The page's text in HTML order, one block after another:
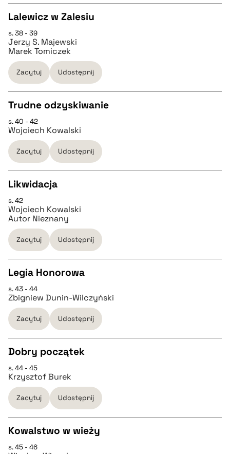
pobierz cytat
CZYSTY TEKST
pobierz cytat
pobierz cytat
Lalewicz w Zalesiu
s. 38 - 39
Jerzy S. Majewski
Marek Tomiczek
Zacytuj Udostępnij
CZYSTY TEKST
pobierz cytat
BIBTEX
pobierz cytat
Trudne odzyskiwanie
s. 40 - 42
Wojciech Kowalski
Zacytuj Udostępnij
CZYSTY TEKST
pobierz cytat
pobierz cytat
Likwidacja
s. 42
Wojciech Kowalski
Autor Nieznany
Zacytuj Udostępnij
CZYSTY TEKST
pobierz cytat
BIBTEX
pobierz cytat
Legia Honorowa
s. 43 - 44
Zbigniew Dunin-Wilczyński
Zacytuj Udostępnij
CZYSTY TEKST
pobierz cytat
BIBTEX
Dobry początek
s. 44 - 45
Krzysztof Burek
Zacytuj Udostępnij
CZYSTY TEKST
Kowalstwo w wieży
s. 45 - 46